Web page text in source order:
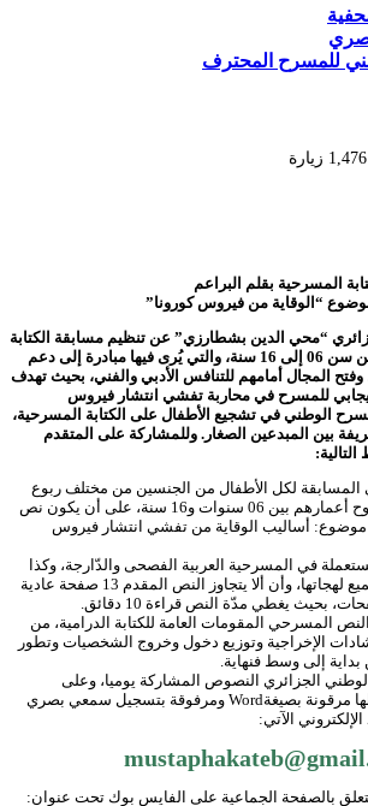
للمسرح المحترف
1,476 زيارة
المسرحية بقلم البراعم
“الوقاية من فيروس كورونا”
“محي الدين بشطارزي” عن تنظيم مسابقة الكتابة
المسرحية بقلم البراعم من سن 06 إلى 16 سنة، والتي يُرى فيها مبادرة إلى دعم
المجال أمامهم للتنافس الأدبي والفني، بحيث تهدف
للمسرح في محاربة تفشي انتشار فيروس
الوطني في تشجيع الأطفال على الكتابة المسرحية،
بين المبدعين الصغار. وللمشاركة على المتقدم
المسابقة لكل الأطفال من الجنسين من مختلف ربوع
الوطن، بحيث تتراوح أعمارهم بين 06 سنوات و16 سنة، على أن يكون نص
موضوع: أساليب الوقاية من تفشي انتشار فيروس
في المسرحية العربية الفصحى والدّارجة، وكذا
اللّغة الآمازيغية بجميع لهجاتها، وأن ألا يتجاوز النص المقدم 13 صفحة عادية
المسرحي المقومات العامة للكتابة الدرامية، من
الإخراجية وتوزيع دخول وخروج الشخصيات وتطور
إلى وسط فنهاية.
الجزائري النصوص المشاركة يوميا، وعلى
المشارك أن يرسلها مرقونة بصيغةWord ومرفوقة بتسجيل سمعي بصري
الآتي:
بالصفحة الجماعية على الفايس بوك تحت عنوان: